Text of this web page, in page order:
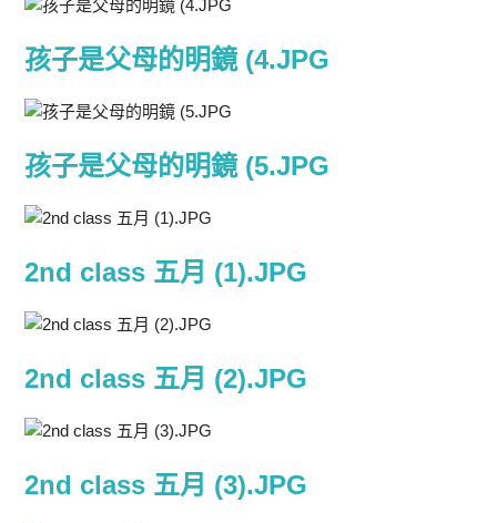
孩子是父母的明鏡 (4.JPG
孩子是父母的明鏡 (5.JPG
2nd class 五月 (1).JPG
2nd class 五月 (2).JPG
2nd class 五月 (3).JPG